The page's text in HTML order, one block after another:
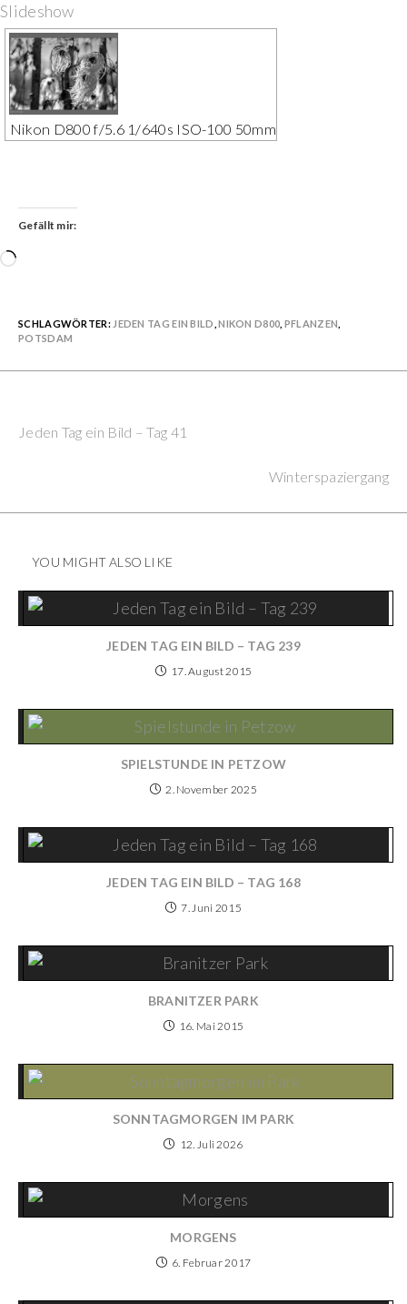
Slideshow
Nikon D800 f/5.6 1/640s ISO-100 50mm
Gefällt mir:
Wird
SCHLAGWÖRTER: JEDEN TAG EIN BILD ,NIKON D800 PFLANZEN
POTSDAM
Reading
Jeden Tag ein Bild – Tag 41
Winterspaziergang
YOU MIGHT ALSO LIKE
JEDEN TAG EIN BILD – TAG 239
17. August 2015
SPIELSTUNDE IN PETZOW
2. November 2025
JEDEN TAG EIN BILD – TAG 168
7. Juni 2015
BRANITZER PARK
16. Mai 2015
SONNTAGMORGEN IM PARK
12. Juli 2026
MORGENS
6. Februar 2017